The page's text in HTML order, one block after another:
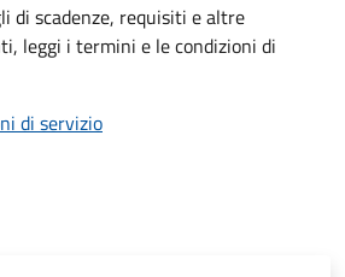
di scadenze, requisiti e altre
leggi i termini e le condizioni di
di servizio